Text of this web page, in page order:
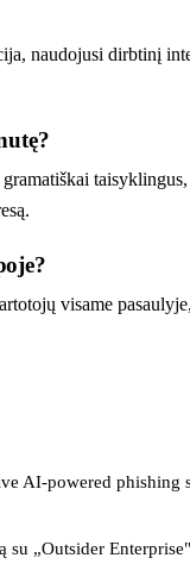
naudojusi dirbtinį
visame
AI-powered phishing
su „Outsider Enterprise"